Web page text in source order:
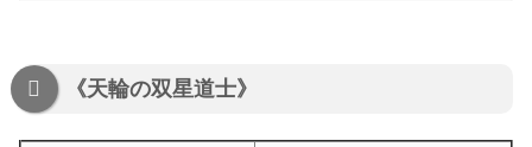
《天輪の双星道士》